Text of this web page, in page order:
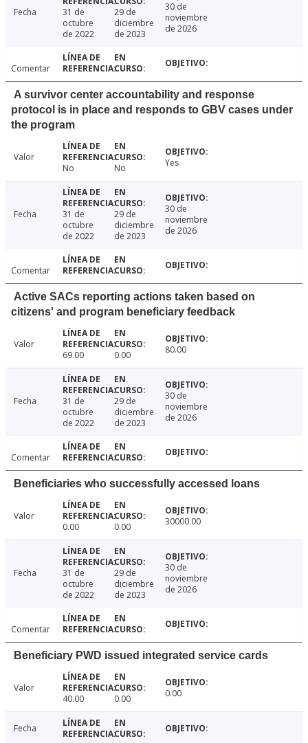
Fecha
31 de
octubre
de 2022
29 de
diciembre
de 2023
30 de
noviembre
de 2026
Comentar
A survivor center accountability and response
protocol is in place and responds to GBV cases under
the program
Valor
No
No Yes
Fecha
31 de
octubre
de 2022
29 de
diciembre
de 2023
30 de
noviembre
de 2026
Comentar
Active SACs reporting actions taken based on
citizens' and program beneficiary feedback
Valor
69.00
0.00 80.00
Fecha
31 de
octubre
de 2022
29 de
diciembre
de 2023
30 de
noviembre
de 2026
Comentar
Beneficiaries who successfully accessed loans
Valor
0.00
0.00 30000.00
Fecha
31 de
octubre
de 2022
29 de
diciembre
de 2023
30 de
noviembre
de 2026
Comentar
Beneficiary PWD issued integrated service cards
Valor
40.00
0.00 0.00
Fecha